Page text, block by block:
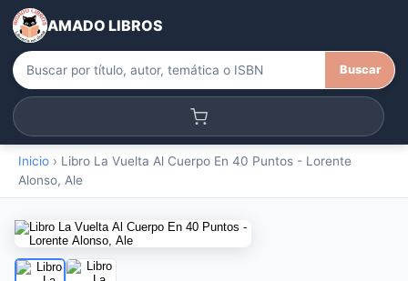
AMADO LIBROS
Buscar
Inicio › Libro La Vuelta Al Cuerpo En 40 Puntos - Lorente
Alonso, Ale